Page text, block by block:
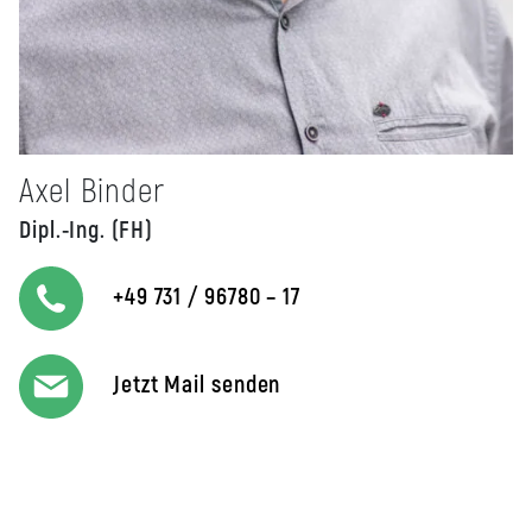
Axel Binder
Dipl.-Ing. (FH)
+49 731 / 96780 – 17
Jetzt Mail senden